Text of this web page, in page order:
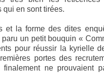
qui en sont tirées.
et la forme des dites
un petit bouquin «
pour réussir la kyrielle
portes des
finalement ne prouvaient